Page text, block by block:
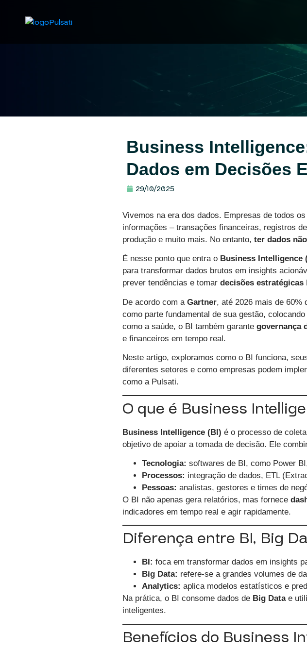
Business
Dados em Decisões
29/10/2025
Vivemos na era dos dados. Empresas de todos
informações – transações financeiras, registros
produção e muito mais. No entanto, ter dados
É nesse ponto que entra o Business Intelligence
para transformar dados brutos em insights
prever tendências e tomar decisões estratégicas
De acordo com a Gartner, até 2026 mais de 60%
como parte fundamental de sua gestão,
como a saúde, o BI também garante governança
e financeiros em tempo real.
Neste artigo, exploramos como o BI funciona,
diferentes setores e como empresas podem
como a Pulsati.
O que é Business
Business Intelligence (BI) é o processo de
objetivo de apoiar a tomada de decisão. Ele
Tecnologia: softwares de BI, como Power
Processos: integração de dados, ETL
Pessoas: analistas, gestores e times de
O BI não apenas gera relatórios, mas fornece
indicadores em tempo real e agir rapidamente.
Diferença entre BI, Big
BI: foca em transformar dados em insights
Big Data: refere-se a grandes volumes de
Analytics: aplica modelos estatísticos e
Na prática, o BI consome dados de Big Datae
inteligentes.
Benefícios do Business